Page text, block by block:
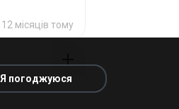
12 місяців тому
Я погоджуюся